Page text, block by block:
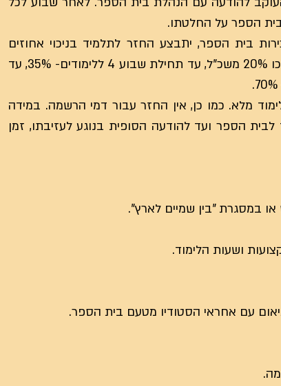
הספר על החלטתו.
בית הספר, יתבצע החזר לתלמיד בניכוי אחוזים
משכ"ל, לפי הפירוט הבא: עד חודש לפני פתיחת הלימודים - ינוכו 20% משכ"ל, עד תחילת שבוע 4 ללימודים- 35%, עד
מלא. כמו כן, אין החזר עבור דמי הרשמה. במידה
הספר ועד להודעה הסופית בנוגע לעזיבתו, זמן